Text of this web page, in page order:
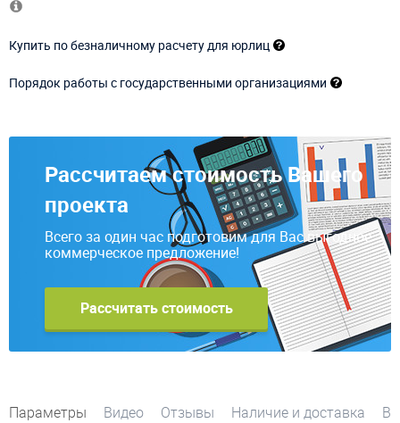
Купить по безналичному расчету для юрлиц
Порядок работы с государственными организациями
Рассчитаем стоимость Вашего
проекта
Всего за один час подготовим для Вас выгодное
коммерческое предложение!
Рассчитать стоимость
Параметры Видео Отзывы Наличие и доставка